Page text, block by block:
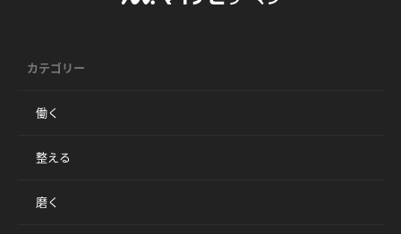
カテゴリー
働く
整える
磨く